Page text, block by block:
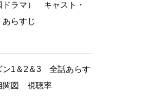
ドラマ） キャスト・
らすじ
1＆2＆3 全話あらす
関図 視聴率